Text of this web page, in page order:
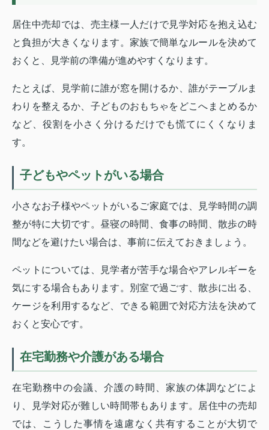
居住中売却では、売主様一人だけで見学対応を抱え込む
と負担が大きくなります。家族で簡単なルールを決めて
おくと、見学前の準備が進めやすくなります。
たとえば、見学前に誰が窓を開けるか、誰がテーブルま
わりを整えるか、子どものおもちゃをどこへまとめるか
など、役割を小さく分けるだけでも慌てにくくなりま
す。
子どもやペットがいる場合
小さなお子様やペットがいるご家庭では、見学時間の調
整が特に大切です。昼寝の時間、食事の時間、散歩の時
間などを避けたい場合は、事前に伝えておきましょう。
ペットについては、見学者が苦手な場合やアレルギーを
気にする場合もあります。別室で過ごす、散歩に出る、
ケージを利用するなど、できる範囲で対応方法を決めて
おくと安心です。
在宅勤務や介護がある場合
在宅勤務中の会議、介護の時間、家族の体調などによ
り、見学対応が難しい時間帯もあります。居住中の売却
では、こうした事情を遠慮なく共有することが大切で